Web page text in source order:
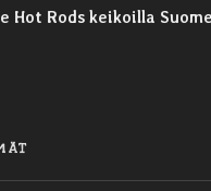
Hot Rods keikoilla